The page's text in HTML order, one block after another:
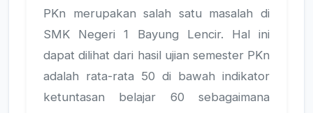
PKn merupakan salah satu masalah di
SMK Negeri 1 Bayung Lencir. Hal ini
dapat dilihat dari hasil ujian semester PKn
adalah rata-rata 50 di bawah indikator
ketuntasan belajar 60 sebagaimana